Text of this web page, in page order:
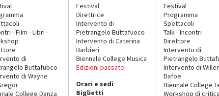
- Film - Libri -
di
Buttafuoco
di Wayne
College Danza
Festival
Direttrice
Intervento di
Pietrangelo Buttafuoco
Intervento di Caterina
Barbieri
Biennale College Musica
Edizioni passate
Orari e sedi
Biglietti
Festival
Programma
Spettacoli
Talk - Incontri
Direttore
Intervento di
Pietrangelo
Intervento di
Dafoe
Biennale College
Workshop di critica